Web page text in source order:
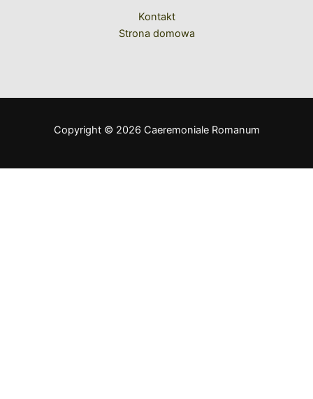
Kontakt
Strona domowa
Copyright © 2026 Caeremoniale Romanum